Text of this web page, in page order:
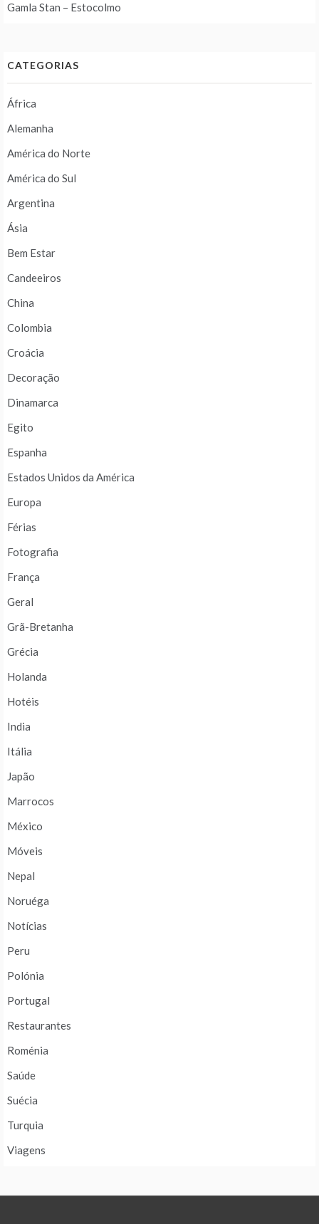
Gamla Stan – Estocolmo
CATEGORIAS
África
Alemanha
América do Norte
América do Sul
Argentina
Ásia
Bem Estar
Candeeiros
China
Colombia
Croácia
Decoração
Dinamarca
Egito
Espanha
Estados Unidos da América
Europa
Férias
Fotografia
França
Geral
Grã-Bretanha
Grécia
Holanda
Hotéis
India
Itália
Japão
Marrocos
México
Móveis
Nepal
Noruéga
Notícias
Peru
Polónia
Portugal
Restaurantes
Roménia
Saúde
Suécia
Turquia
Viagens